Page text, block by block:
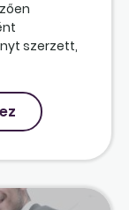
szerzett,